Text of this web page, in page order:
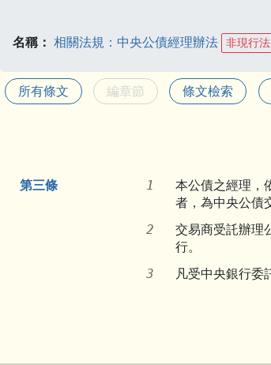
名稱：相關法規：中央公債經理辦法 非現行法
所有條文 編章節 條文檢索
第三條
本公債之經理，
者，為中央公債
交易商受託辦理
行。
凡受中央銀行委